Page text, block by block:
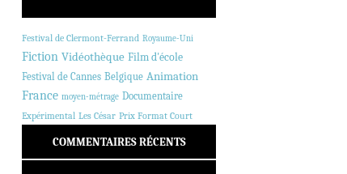
Festival de Clermont-Ferrand Royaume-Uni
Fiction Vidéothèque Film d'école
Festival de Cannes Belgique Animation
France moyen-métrage Documentaire
Expérimental Les César Prix Format Court
COMMENTAIRES RÉCENTS